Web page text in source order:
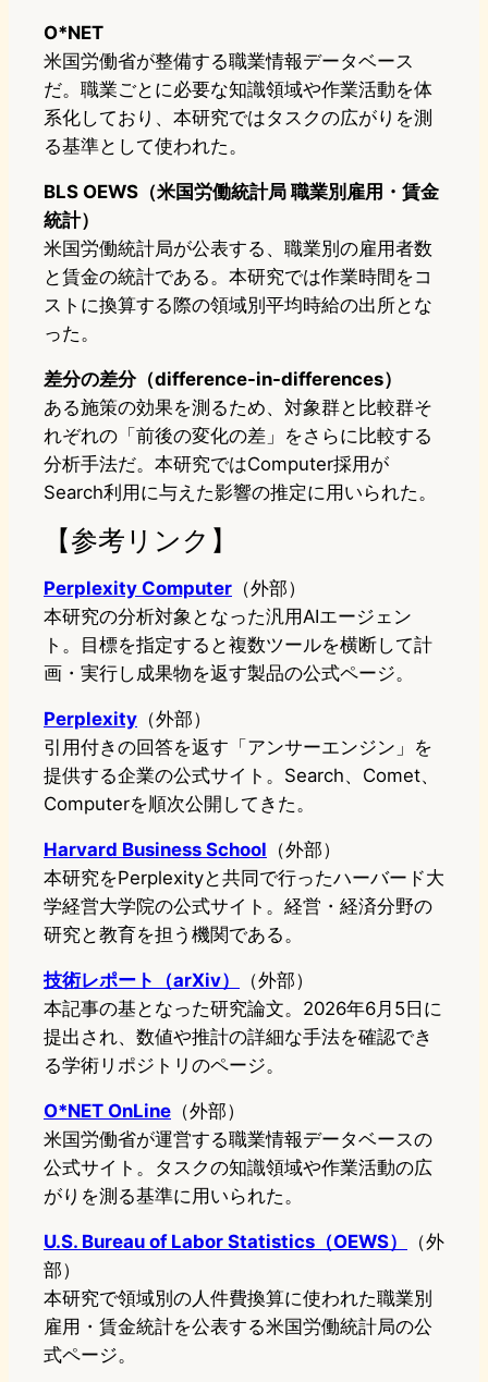
O*NET
米国労働省が整備する職業情報データベース
だ。職業ごとに必要な知識領域や作業活動を体
系化しており、本研究ではタスクの広がりを測
る基準として使われた。
BLS OEWS（米国労働統計局 職業別雇用・賃金
統計）
米国労働統計局が公表する、職業別の雇用者数
と賃金の統計である。本研究では作業時間をコ
ストに換算する際の領域別平均時給の出所とな
った。
差分の差分（difference-in-differences）
ある施策の効果を測るため、対象群と比較群そ
れぞれの「前後の変化の差」をさらに比較する
分析手法だ。本研究ではComputer採用が
Search利用に与えた影響の推定に用いられた。
【参考リンク】
Perplexity Computer （外部）
本研究の分析対象となった汎用AIエージェン
ト。目標を指定すると複数ツールを横断して計
画・実行し成果物を返す製品の公式ページ。
Perplexity （外部）
引用付きの回答を返す「アンサーエンジン」を
提供する企業の公式サイト。Search、Comet、
Computerを順次公開してきた。
Harvard Business School （外部）
本研究をPerplexityと共同で行ったハーバード大
学経営大学院の公式サイト。経営・経済分野の
研究と教育を担う機関である。
技術レポート（arXiv）
（外部）
本記事の基となった研究論文。2026年6月5日に
提出され、数値や推計の詳細な手法を確認でき
る学術リポジトリのページ。
O*NET OnLine （外部）
米国労働省が運営する職業情報データベースの
公式サイト。タスクの知識領域や作業活動の広
がりを測る基準に用いられた。
U.S. Bureau of Labor Statistics（OEWS）
（外
部）
本研究で領域別の人件費換算に使われた職業別
雇用・賃金統計を公表する米国労働統計局の公
式ページ。